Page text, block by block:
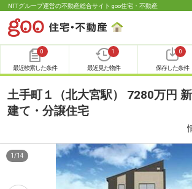
NTTグループ運営の不動産総合サイト goo住宅・不動産
0
最近検索した条件
1
最近見た物件
0
保存した条件
土手町１（北大宮駅） 7280万円
建て・分譲住宅
1 /14